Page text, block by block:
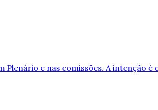
e nas comissões. A intenção é